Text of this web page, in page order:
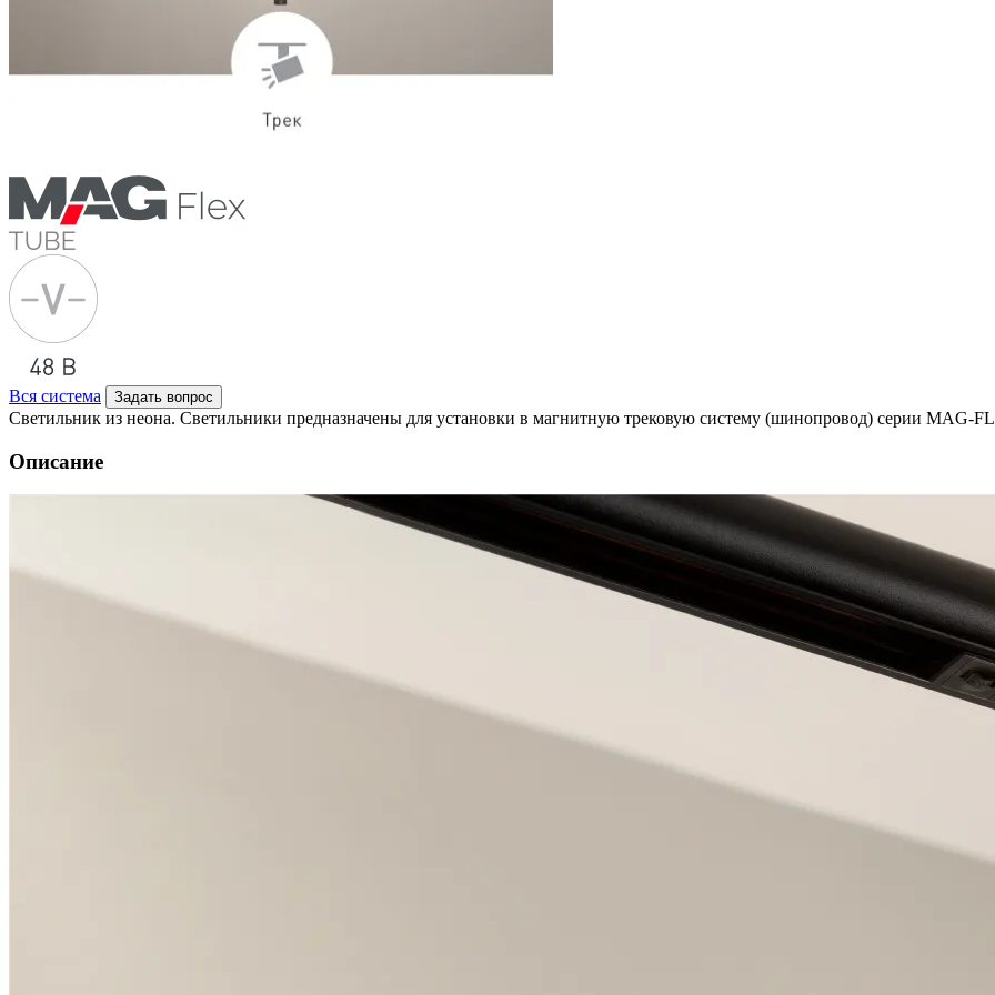
Вся система Задать вопрос
Светильник из неона. Светильники предназначены для установки в магнитную трековую систему (шинопровод) серии MAG-
Описание